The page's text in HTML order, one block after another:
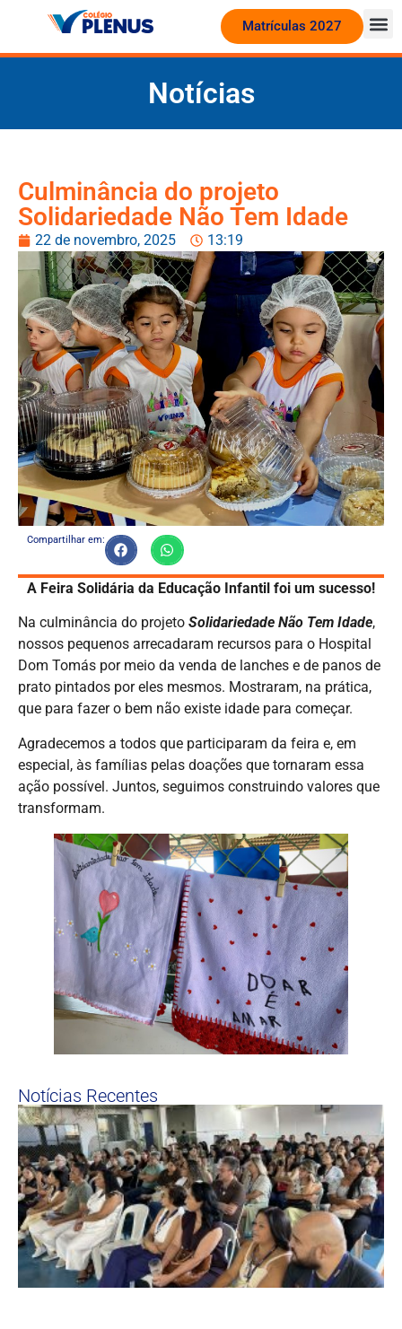
Matrículas 2027
Notícias
Notícias Recentes
Culminância do projeto
Solidariedade Não Tem Idade
22 de novembro, 2025 13:19
Compartilhar em:
A Feira Solidária da Educação Infantil foi um sucesso!
Na culminância do projeto Solidariedade Não Tem Idade,
nossos pequenos arrecadaram recursos para o Hospital
Dom Tomás por meio da venda de lanches e de panos de
prato pintados por eles mesmos. Mostraram, na prática,
que para fazer o bem não existe idade para começar.
Agradecemos a todos que participaram da feira e, em
especial, às famílias pelas doações que tornaram essa
ação possível. Juntos, seguimos construindo valores que
transformam.